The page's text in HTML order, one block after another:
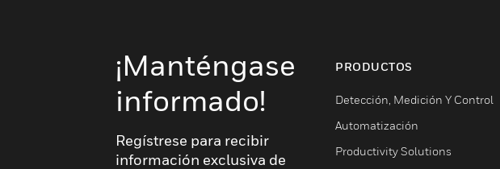
¡Manténgase
informado!
Regístrese para recibir
información exclusiva de
PRODUCTOS
Detección, Medición Y Control
Automatización
Productivity Solutions